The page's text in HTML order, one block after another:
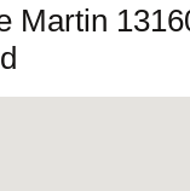
Martin